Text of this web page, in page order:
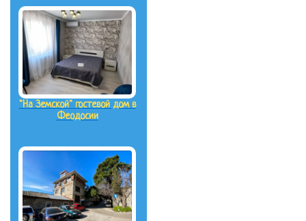
"На Земской" гостевой дом в
Феодосии